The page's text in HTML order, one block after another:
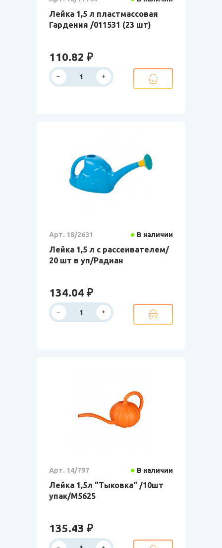
Лейка 1,5 л пластмассовая
Гардения /011531 (23 шт)
110.82 ₽
Арт. 18/2631 В наличии
Лейка 1,5 л с рассеивателем/
20 шт в уп/Радиан
134.04 ₽
Арт. 14/797 В наличии
Лейка 1,5л "Тыковка" /10шт
упак/М5625
135.43 ₽